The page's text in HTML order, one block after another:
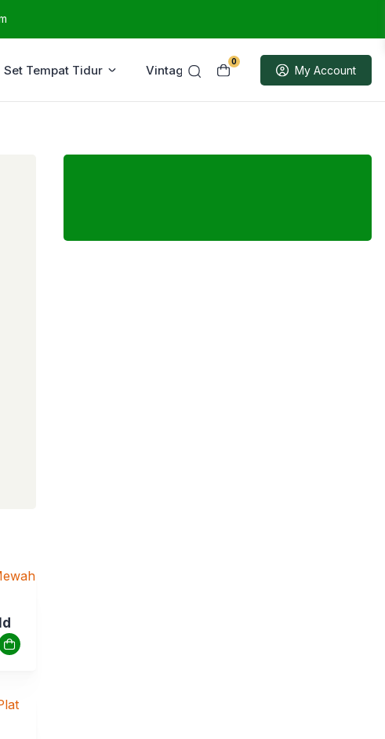
0
My Account
Set Tempat Tidur Vintage Sample